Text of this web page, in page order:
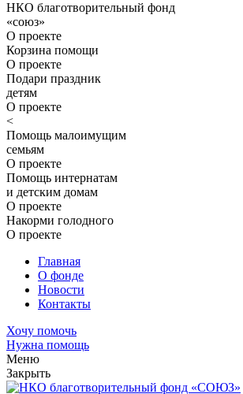
НКО благотворительный фонд
«союз»
О проекте
Корзина помощи
О проекте
Подари праздник
детям
О проекте
<
Помощь малоимущим
семьям
О проекте
Помощь интернатам
и детским домам
О проекте
Накорми голодного
О проекте
Главная
О фонде
Новости
Контакты
Хочу помочь
Нужна помощь
Меню
Закрыть